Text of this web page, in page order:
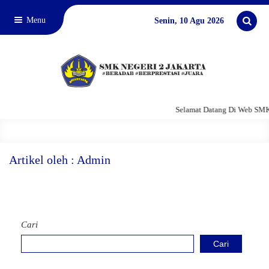
Menu Senin, 10 Agu 2026
Selamat Datang Di Web
Artikel oleh : Admin
Cari
Cari